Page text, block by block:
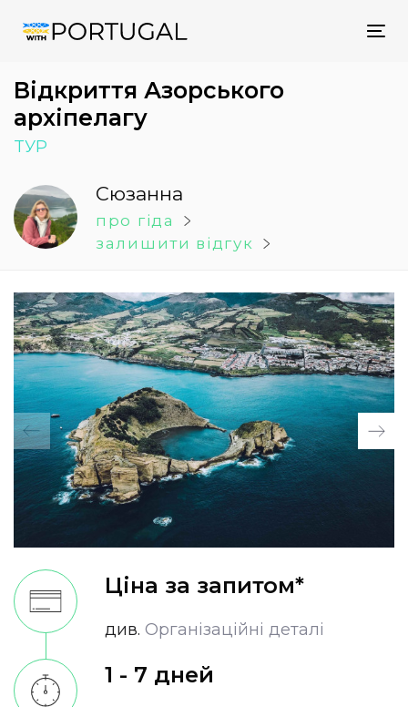
Відкриття Азорського
архіпелагу
TУР
Сюзанна
про гіда
залишити відгук
Ціна за запитом*
див. Організаційні деталі
1 - 7 дней